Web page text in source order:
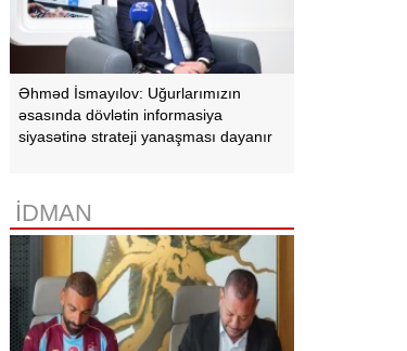
Əhməd İsmayılov: Uğurlarımızın
əsasında dövlətin informasiya
siyasətinə strateji yanaşması dayanır
İDMAN